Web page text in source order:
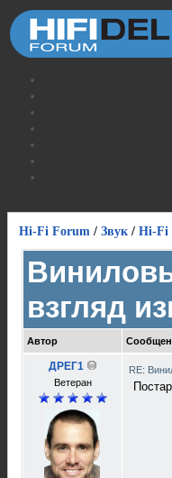
Hi-Fi Forum / Звук / Hi-Fi
взгляд
Автор
ДРЕГ1
Bетеран
RE: